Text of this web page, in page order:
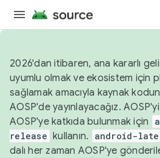
2026'dan itibaren, ana kararlı
uyumlu olmak ve ekosistem için
sağlamak amacıyla kaynak
AOSP'de yayınlayacağız.
AOSP'ye katkıda bulunmak için
release kullanın. android-
dalı her zaman AOSP'ye